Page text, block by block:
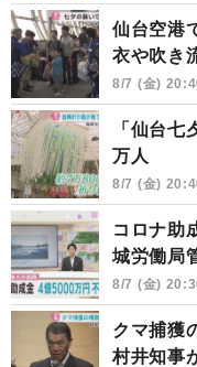
仙台空港
衣や吹き
8/7 (金)
「仙台
万人
8/7 (金)
コロナ
城労働局
8/7 (金)
クマ捕獲
村井知事